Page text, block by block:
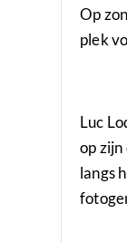
Op
plek
Luc
op
langs